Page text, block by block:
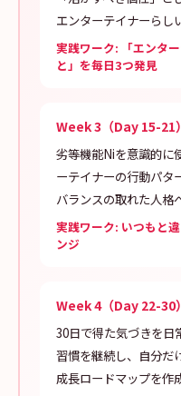
エンターテイナーらし
実践ワーク: 「エンタ
と」を毎日3つ発見
Week 3（Day 15-21
劣等機能Niを意識的に
ーテイナーの行動パタ
バランスの取れた人格
実践ワーク: いつもと
ンジ
Week 4（Day 22-30
30日で得た気づきを日
習慣を継続し、自分だ
成長ロードマップを作